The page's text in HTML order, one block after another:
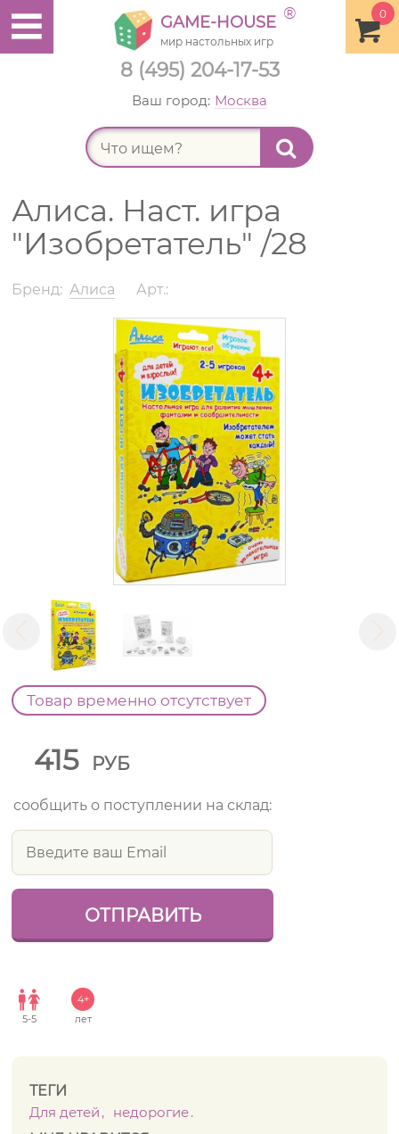
8 (495) 204-17-53
0
GAME-HOUSE ®
мир настольных игр
Ваш город: Москва
Алиса. Наст. игра
"Изобретатель" /28
Бренд: Алиса Арт.:
Товар временно отсутствует
415 РУБ
сообщить о поступлении на склад:
5-5
4+
лет
ТЕГИ
Для детей
недорогие